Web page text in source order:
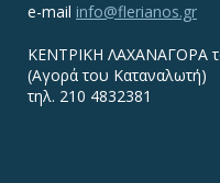
e-mail info@flerianos.gr
ΚΕΝΤΡΙΚΗ ΛΑΧΑΝΑΓΟΡΑ
(Αγορά του Καταναλωτή)
τηλ. 210 4832381